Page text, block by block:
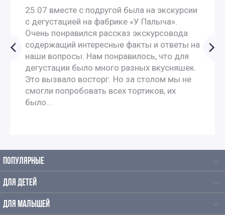
25.07 вместе с подругой была на экскурсии
с дегустацией на фабрике «У Палыча».
Очень понравился рассказ экскурсовода
содержащий интересные факты и ответы на
наши вопросы. Нам понравилось, что для
дегустации было много разных вкусняшек.
Это вызвало восторг. Но за столом мы не
смогли попробовать всех тортиков, их
было...
ПОПУЛЯРНЫЕ
ДЛЯ ДЕТЕЙ
ДЛЯ МАЛЫШЕЙ